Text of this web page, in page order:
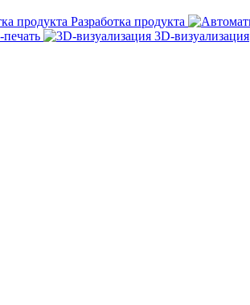
Разработка продукта
3D-визуализация